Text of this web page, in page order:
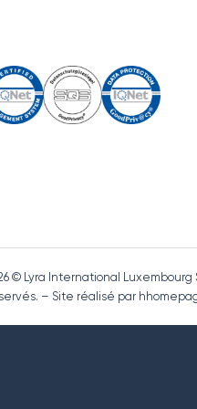
© Lyra International Luxembourg
– Site réalisé par